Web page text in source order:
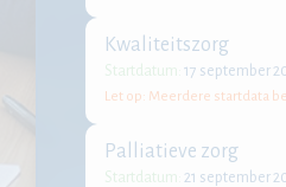
Kwaliteitszorg
Startdatum: 17 september
Let op: Meerdere startdata
Palliatieve zorg
Startdatum: 21 september